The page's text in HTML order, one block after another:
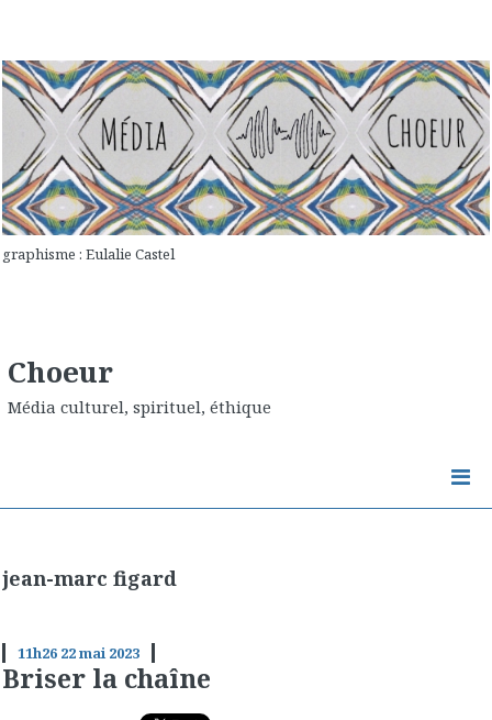
graphisme : Eulalie Castel
Choeur
Média culturel, spirituel, éthique
jean-marc figard
11h26 22mai 2023
Briser la chaîne